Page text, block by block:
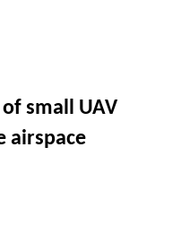
small UAV
airspace